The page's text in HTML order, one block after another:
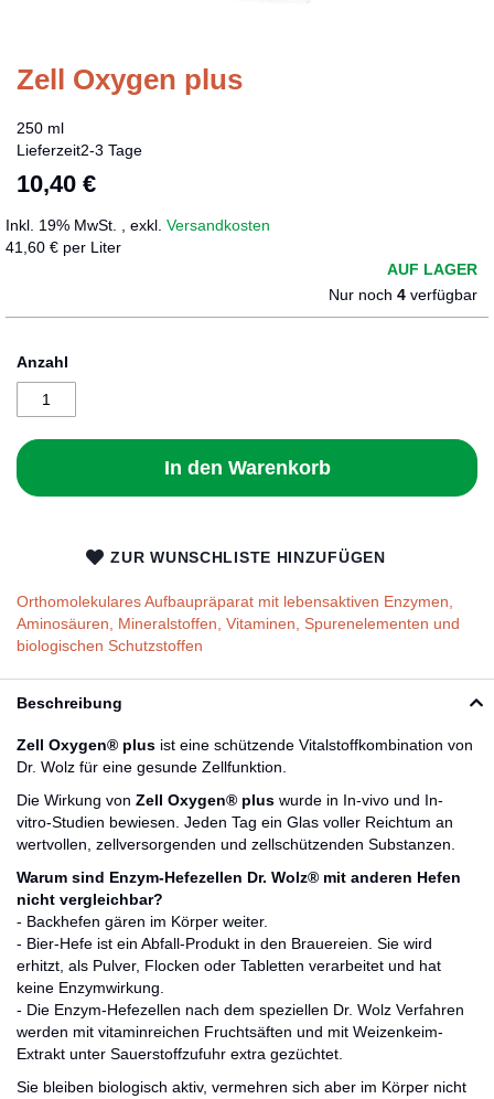
Zell Oxygen plus
250 ml
Lieferzeit2-3 Tage
10,40 €
Inkl. 19% MwSt. exkl. Versandkosten
41,60 € per Liter
AUF LAGER
Nur noch 4 verfügbar
Anzahl
In den Warenkorb
ZUR WUNSCHLISTE HINZUFÜGEN
Orthomolekulares Aufbaupräparat mit lebensaktiven Enzymen,
Aminosäuren, Mineralstoffen, Vitaminen, Spurenelementen und
biologischen Schutzstoffen
Zum
Beschreibung
Zell Oxygen® plus ist eine schützende Vitalstoffkombination von
Dr. Wolz für eine gesunde Zellfunktion.
Die Wirkung von Zell Oxygen® plus wurde in In-vivo und In-
vitro-Studien bewiesen. Jeden Tag ein Glas voller Reichtum an
wertvollen, zellversorgenden und zellschützenden Substanzen.
Warum sind Enzym-Hefezellen Dr. Wolz® mit anderen Hefen
nicht vergleichbar?
- Backhefen gären im Körper weiter.
- Bier-Hefe ist ein Abfall-Produkt in den Brauereien. Sie wird
erhitzt, als Pulver, Flocken oder Tabletten verarbeitet und hat
keine Enzymwirkung.
- Die Enzym-Hefezellen nach dem speziellen Dr. Wolz Verfahren
werden mit vitaminreichen Fruchtsäften und mit Weizenkeim-
Extrakt unter Sauerstoffzufuhr extra gezüchtet.
Sie bleiben biologisch aktiv, vermehren sich aber im Körper nicht